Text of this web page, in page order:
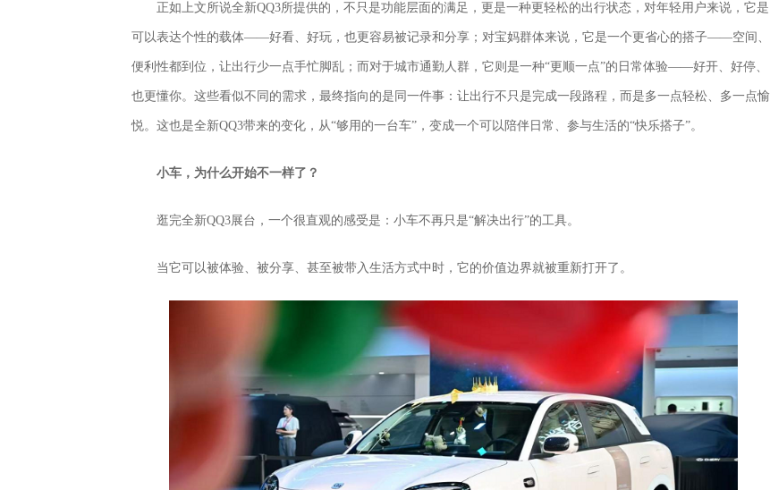
正如上文所说全新QQ3所提供的，不只是功能层面的满足，更是一种更轻松的出行状态，对年轻用户来说，它是
可以表达个性的载体——好看、好玩，也更容易被记录和分享；对宝妈群体来说，它是一个更省心的搭子——空间、
便利性都到位，让出行少一点手忙脚乱；而对于城市通勤人群，它则是一种“更顺一点”的日常体验——好开、好停、
也更懂你。这些看似不同的需求，最终指向的是同一件事：让出行不只是完成一段路程，而是多一点轻松、多一点愉
悦。这也是全新QQ3带来的变化，从“够用的一台车”，变成一个可以陪伴日常、参与生活的“快乐搭子”。
小车，为什么开始不一样了？
逛完全新QQ3展台，一个很直观的感受是：小车不再只是“解决出行”的工具。
当它可以被体验、被分享、甚至被带入生活方式中时，它的价值边界就被重新打开了。